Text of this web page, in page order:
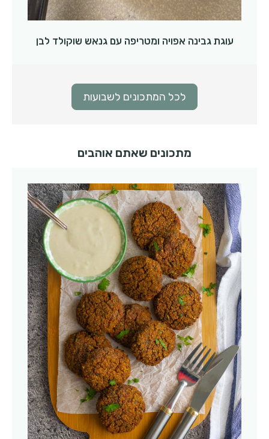
עוגת גבינה אפויה ומטריפה עם גנאש שוקולד לבן
לכל המתכונים לשבועות
מתכונים שאתם אוהבים